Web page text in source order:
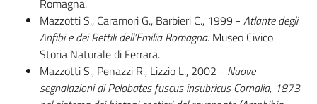
Romagna.
Mazzotti S., Caramori G., Barbieri C., 1999 - Atlante degli
Anfibi e dei Rettili dell’Emilia Romagna. Museo Civico
Storia Naturale di Ferrara.
Mazzotti S., Penazzi R., Lizzio L., 2002 - Nuove
segnalazioni di Pelobates fuscus insubricus Cornalia, 1873